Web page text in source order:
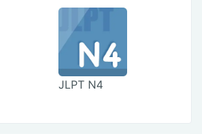
JLPT N4